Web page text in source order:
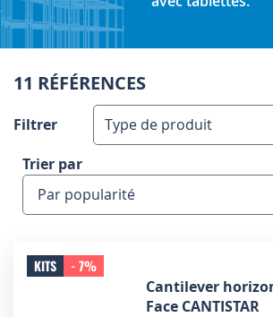
11 RÉFÉRENCES
Filtrer
Type de produit
Trier par
KITS - 7%
Cantilever
Face CANTISTAR